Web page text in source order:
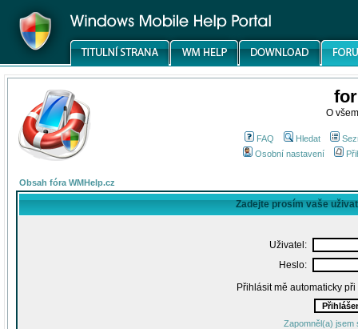
O
FAQ Hledat
Osobní nastavení
Obsah fóra WMHelp.cz
Zadejte prosím vaše
Uživatel:
Heslo:
Přihlásit mě automaticky
Zapomněl(a) jsem